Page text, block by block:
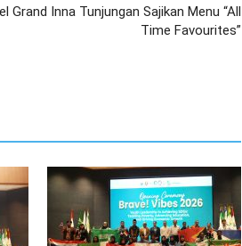
Grand Inna Tunjungan Sajikan Menu “All
Time Favourites”